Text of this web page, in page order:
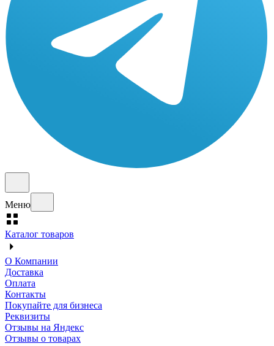
Меню
Каталог товаров
О Компании
Доставка
Оплата
Контакты
Покупайте для бизнеса
Реквизиты
Отзывы на Яндекс
Отзывы о товарах